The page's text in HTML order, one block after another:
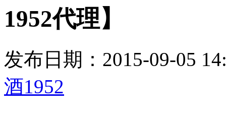
1952代理】
发布日期：2015-09-05
酒1952